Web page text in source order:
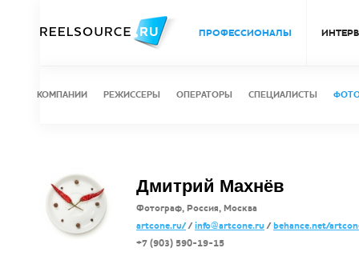
ПРОФЕССИОНАЛЫ
КОМПАНИИ РЕЖИССЕРЫ ОПЕРАТОРЫ СПЕЦИАЛИСТЫ
Дмитрий Махнёв
Фотограф, Россия, Москва
artcone.ru//info@artcone.ru/behance.net/
+7 (903) 590-19-15